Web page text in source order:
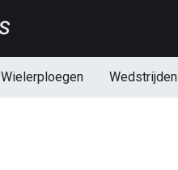
Wielerploegen Wedstrijden